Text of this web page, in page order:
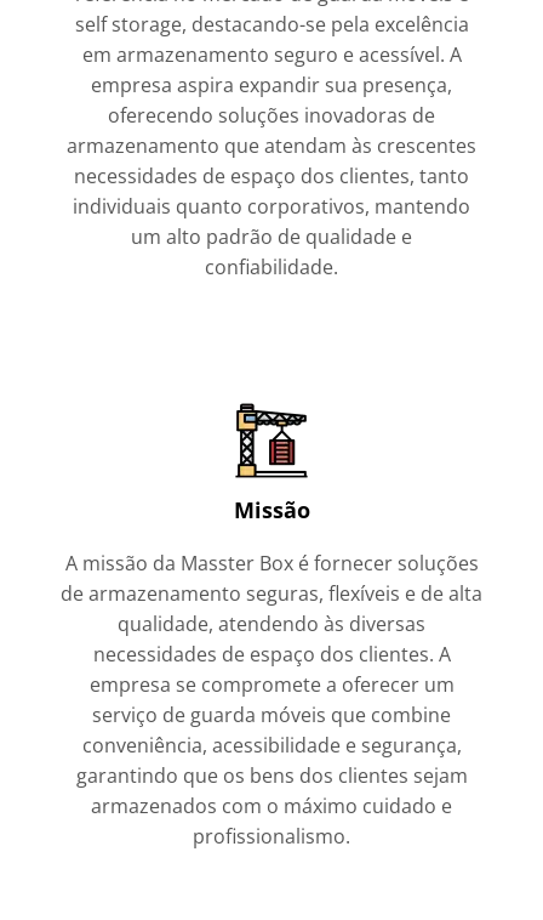
self storage, destacando-se pela excelência
em armazenamento seguro e acessível. A
empresa aspira expandir sua presença,
oferecendo soluções inovadoras de
armazenamento que atendam às crescentes
necessidades de espaço dos clientes, tanto
individuais quanto corporativos, mantendo
um alto padrão de qualidade e
confiabilidade.
Missão
A missão da Masster Box é fornecer soluções
de armazenamento seguras, flexíveis e de alta
qualidade, atendendo às diversas
necessidades de espaço dos clientes. A
empresa se compromete a oferecer um
serviço de guarda móveis que combine
conveniência, acessibilidade e segurança,
garantindo que os bens dos clientes sejam
armazenados com o máximo cuidado e
profissionalismo.